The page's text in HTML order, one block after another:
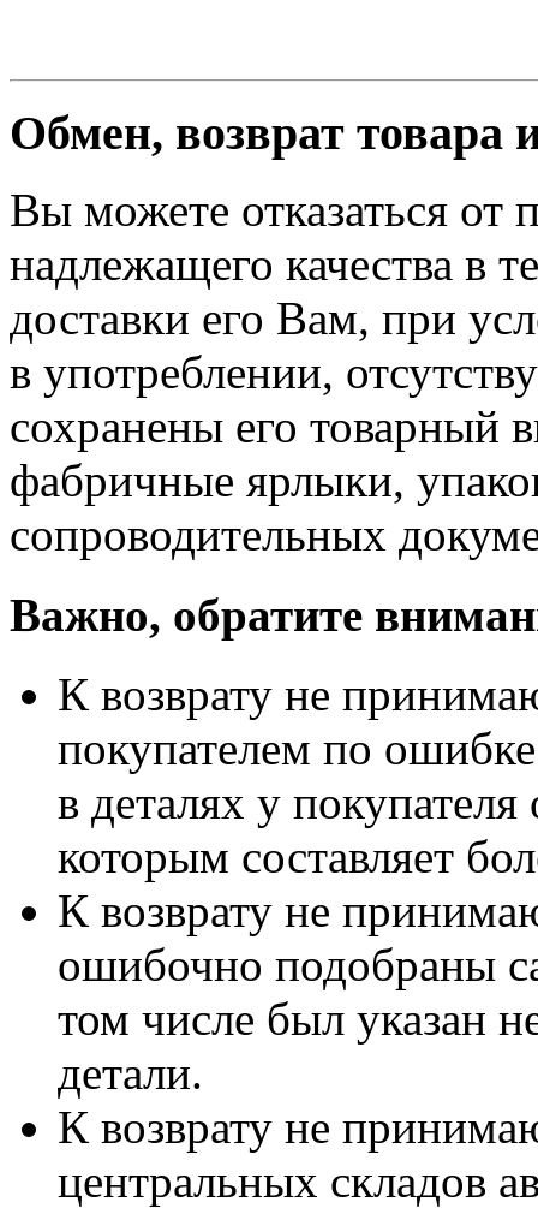
Обмен, возврат товара
Вы можете отказаться от
надлежащего качества в
доставки его Вам, при
в употреблении,
сохранены его товарный
фабричные ярлыки,
сопроводительных
Важно, обратите
К возврату не
покупателем по
в деталях у
которым составляет
К возврату не
ошибочно подобраны
том числе был указан
детали.
К возврату не
центральных складов